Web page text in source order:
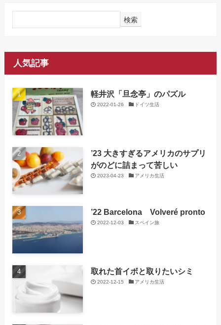
検索
人気記事
軽井沢「旦念亭」のパズル
2022-01-26 ドイツ生活
’23 大きすぎるアメリカのサプリ
がのどに詰まって苦しい
2023-04-23 アメリカ生活
’22 Barcelona Volveré pronto
2022-12-03 スペイン旅
取れた首イボと取りたいシミ
2022-12-15 アメリカ生活